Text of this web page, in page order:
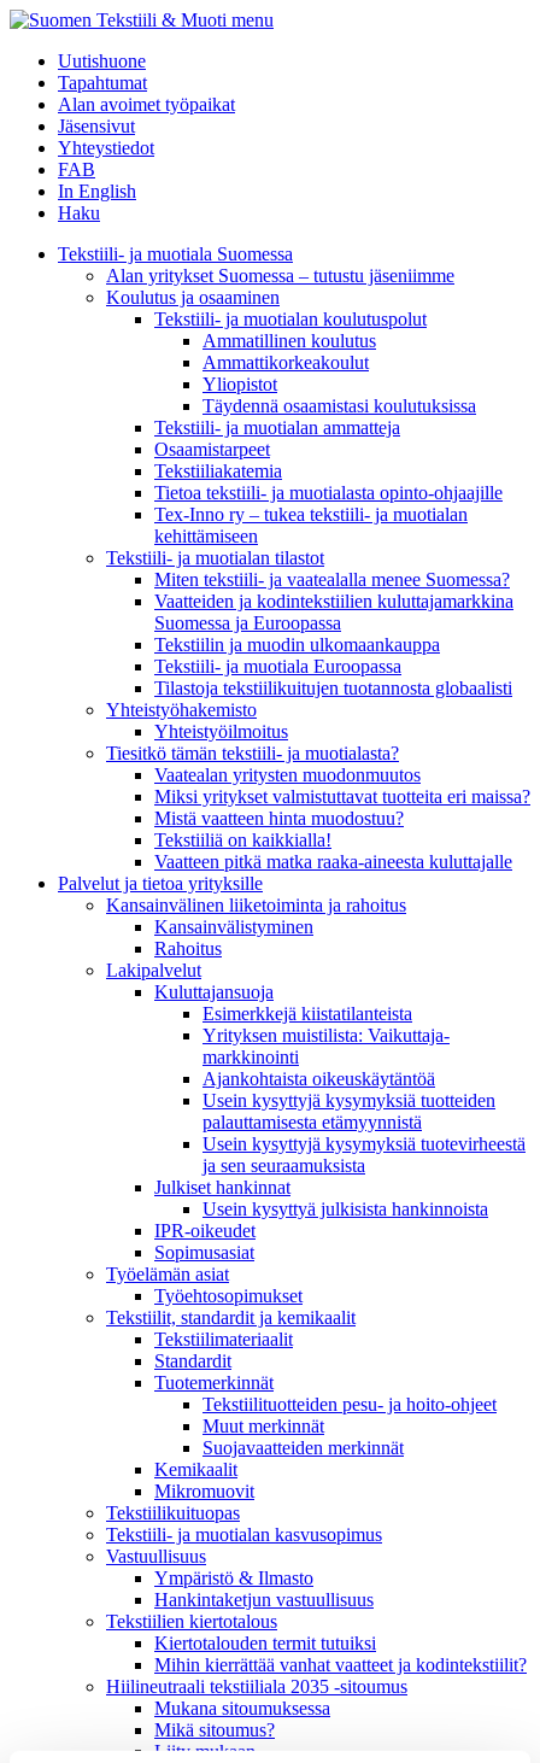
menu
Uutishuone
Tapahtumat
Alan avoimet työpaikat
Jäsensivut
Yhteystiedot
FAB
In English
Haku
Tekstiili- ja muotiala Suomessa
Alan yritykset Suomessa – tutustu jäseniimme
Koulutus ja osaaminen
Tekstiili- ja muotialan koulutuspolut
Ammatillinen koulutus
Ammattikorkeakoulut
Yliopistot
Täydennä osaamistasi koulutuksissa
Tekstiili- ja muotialan ammatteja
Osaamistarpeet
Tekstiiliakatemia
Tietoa tekstiili- ja muotialasta opinto-ohjaajille
Tex-Inno ry – tukea tekstiili- ja muotialan
kehittämiseen
Tekstiili- ja muotialan tilastot
Miten tekstiili- ja vaatealalla menee Suomessa?
Vaatteiden ja kodintekstiilien kuluttajamarkkina
Suomessa ja Euroopassa
Tekstiilin ja muodin ulkomaankauppa
Tekstiili- ja muotiala Euroopassa
Tilastoja tekstiilikuitujen tuotannosta globaalisti
Yhteistyö­hakemisto
Yhteistyöilmoitus
Tiesitkö tämän tekstiili- ja muotialasta?
Vaatealan yritysten muodonmuutos
Miksi yritykset valmistuttavat tuotteita eri maissa?
Mistä vaatteen hinta muodostuu?
Tekstiiliä on kaikkialla!
Vaatteen pitkä matka raaka-aineesta kuluttajalle
Palvelut ja tietoa yrityksille
Kansainvälinen liiketoiminta ja rahoitus
Kansain­välistyminen
Rahoitus
Lakipalvelut
Kuluttajansuoja
Esimerkkejä kiistatilanteista
Yrityksen muistilista: Vaikuttaja­
markkinointi
Ajankohtaista oikeuskäytäntöä
Usein kysyttyjä kysymyksiä tuotteiden
palauttamisesta etämyynnistä
Usein kysyttyjä kysymyksiä tuotevirheestä
ja sen seuraamuksista
Julkiset hankinnat
Usein kysyttyä julkisista hankinnoista
IPR-oikeudet
Sopimusasiat
Työelämän asiat
Työehto­sopimukset
Tekstiilit, standardit ja kemikaalit
Tekstiilimateriaalit
Standardit
Tuotemerkinnät
Tekstiilituotteiden pesu- ja hoito-ohjeet
Muut merkinnät
Suojavaatteiden merkinnät
Kemikaalit
Mikromuovit
Tekstiilikuitu­opas
Tekstiili- ja muotialan kasvusopimus
Vastuullisuus
Ympäristö & Ilmasto
Hankintaketjun vastuullisuus
Tekstiilien kiertotalous
Kiertotalouden termit tutuiksi
Mihin kierrättää vanhat vaatteet ja kodintekstiilit?
Hiilineutraali tekstiiliala 2035 -sitoumus
Mukana sitoumuksessa
Mikä sitoumus?
Liity mukaan